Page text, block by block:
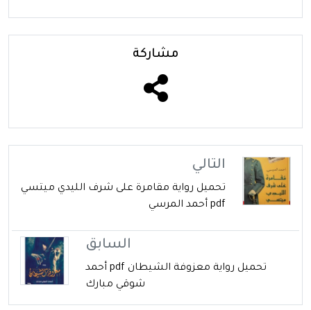
مشاركة
التالي
تحميل رواية مقامرة على شرف الليدي ميتسي
pdf أحمد المرسي
السابق
تحميل رواية معزوفة الشيطان pdf أحمد
شوقي مبارك